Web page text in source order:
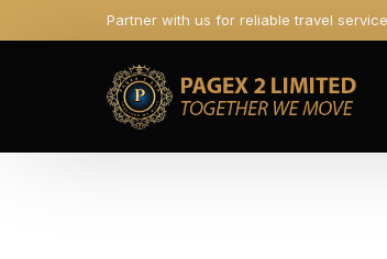
Partner with us for reliable travel